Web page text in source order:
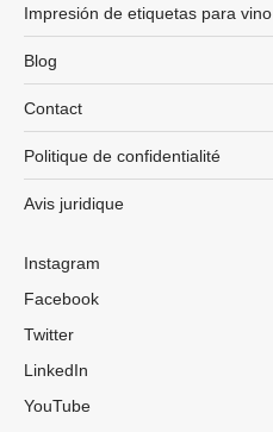
Impresión de etiquetas para vino
Blog
Contact
Politique de confidentialité
Avis juridique
Instagram
Facebook
Twitter
LinkedIn
YouTube